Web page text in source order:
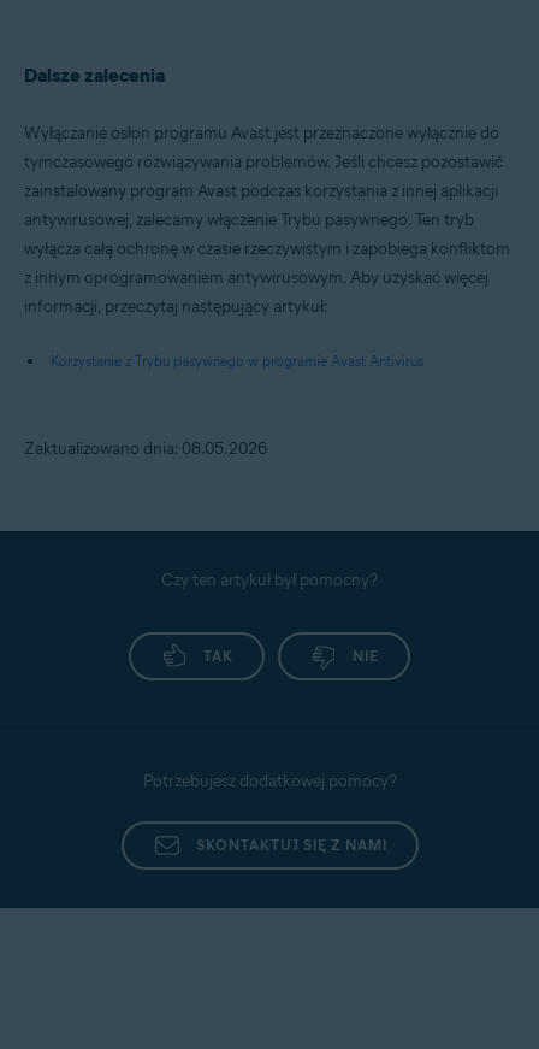
Dalsze zalecenia
Wyłączanie osłon programu Avast jest przeznaczone wyłącznie do
tymczasowego rozwiązywania problemów. Jeśli chcesz pozostawić
zainstalowany program Avast podczas korzystania z innej aplikacji
antywirusowej, zalecamy włączenie Trybu pasywnego. Ten tryb
wyłącza całą ochronę w czasie rzeczywistym i zapobiega konfliktom
z innym oprogramowaniem antywirusowym. Aby uzyskać więcej
informacji, przeczytaj następujący artykuł:
Korzystanie z Trybu pasywnego w programie Avast Antivirus
Zaktualizowano dnia: 08.05.2026
Czy ten artykuł był pomocny?
TAK NIE
Potrzebujesz dodatkowej pomocy?
SKONTAKTUJ SIĘ Z NAMI